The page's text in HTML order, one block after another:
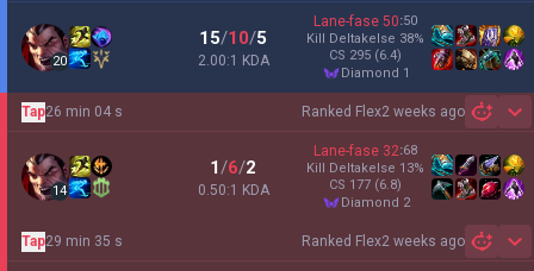
20
15/10/5
2.00:1 KDA
Lane-fase 50:50
Kill Deltakelse 38%
CS 295 (6.4)
diamond 1
Ranked Flex2 weeks ago
Tap26 min 04 s
14
1/6/2
0.50:1 KDA
Lane-fase 32:68
Kill Deltakelse 13%
CS 177 (6.8)
diamond 2
Ranked Flex2 weeks ago
Tap29 min 35 s